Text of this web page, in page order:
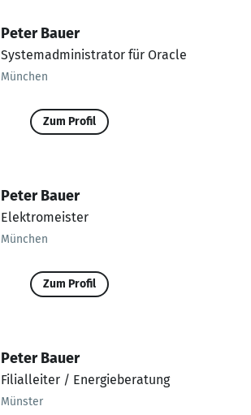
Peter Bauer
Systemadministrator für Oracle
München
Zum Profil
Peter Bauer
Elektromeister
München
Zum Profil
Peter Bauer
Filialleiter / Energieberatung
Münster